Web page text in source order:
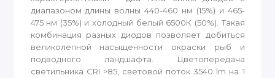
диапазоном длины волны 440-460 нм (15%) и 465-
475 нм (35%) и холодный белый 6500К (50%). Такая
комбинация разных диодов позволяет добиться
великолепной насыщенности окраски рыб и
подводного ландшафта. Цветопередача
светильника CRI >85, световой поток 3540 lm на 1